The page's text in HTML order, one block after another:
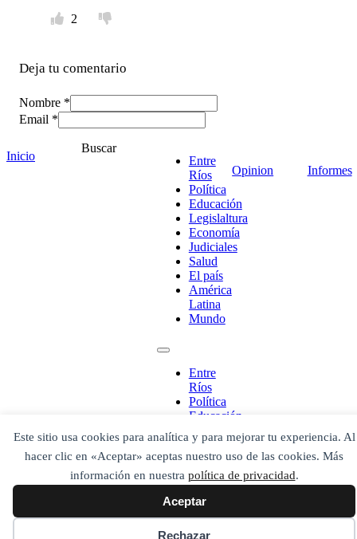
Este sitio usa cookies para analítica y para mejorar tu experiencia. Al
hacer clic en «Aceptar» aceptas nuestro uso de las cookies. Más
información en nuestra política de privacidad.
Aceptar
Rechazar
2
Deja tu comentario
Nombre *
Email *
Inicio
Buscar
Entre
Ríos
Política
Educación
Legislaltura
Economía
Judiciales
Salud
El país
América
Latina
Mundo
Entre
Ríos
Política
Educación
Legislaltura
Economía
Judiciales
Salud
El país
América
Latina
Mundo
Opinion Informes
¡Ponete en contacto!
Escribe aquí abajo lo que desees buscar
luego presiona el botón "buscar"
Buscar
O bien prueba